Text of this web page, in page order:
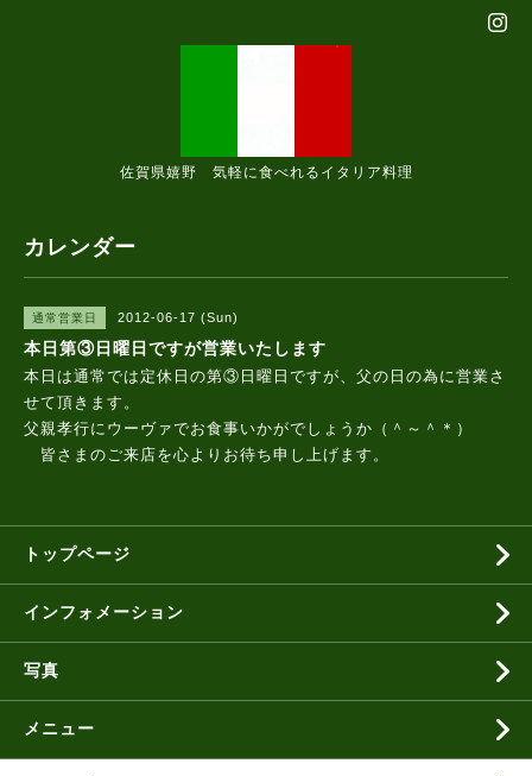
佐賀県嬉野 気軽に食べれるイタリア料理
カレンダー
通常営業日 2012-06-17 (Sun)
本日第③日曜日ですが営業いたします
本日は通常では定休日の第③日曜日ですが、父の日の為に営業さ
せて頂きます。
父親孝行にウーヴァでお食事いかがでしょうか（＾～＾＊）
皆さまのご来店を心よりお待ち申し上げます。
トップページ
インフォメーション
写真
メニュー